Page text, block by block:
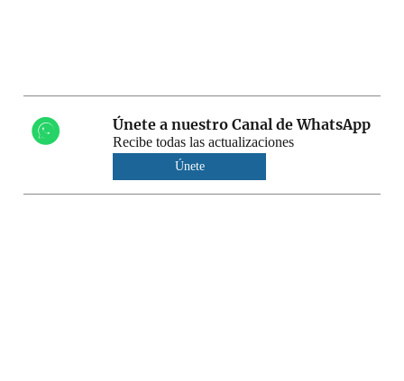
Únete a nuestro Canal de WhatsApp
Recibe todas las actualizaciones
Únete